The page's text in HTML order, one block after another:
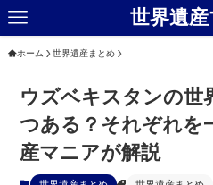
世界遺
ホーム 世界遺産まとめ
ウズベキスタンの世
つある？それぞれを
産マニアが解説